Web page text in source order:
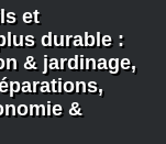
et
durable :
& jardinage,
&